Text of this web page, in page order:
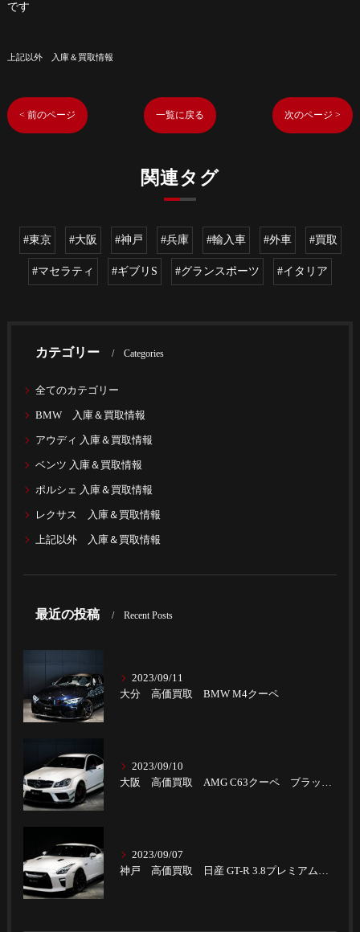
です
上記以外 入庫＆買取情報
< 前のページ 一覧に戻る 次のページ >
関連タグ
#東京 #大阪 #神戸 #兵庫 #輸入車 #外車 #買取
#マセラティ #ギブリS #グランスポーツ #イタリア
カテゴリー Categories
全てのカテゴリー
BMW 入庫＆買取情報
アウディ 入庫＆買取情報
ベンツ 入庫＆買取情報
ポルシェ 入庫＆買取情報
レクサス 入庫＆買取情報
上記以外 入庫＆買取情報
最近の投稿 Recent Posts
2023/09/11
大分 高価買取 BMW M4クーペ
2023/09/10
大阪 高価買取 AMG C63クーペ ブラックSパフォーマンス
2023/09/07
神戸 高価買取 日産 GT-R 3.8プレミアムエディション